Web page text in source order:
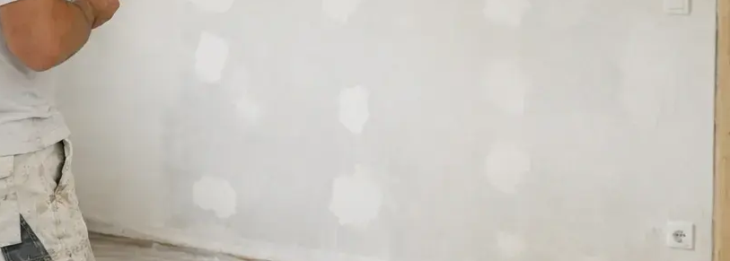
RENOVERING
Spartelberegner: Få styr på hvor meget
spartelmasse du faktisk skal bruge
Spartelmasse har det med at snyde. Det ser tyndt ud, når du trækker det på væggen, og det
føles som om, der ikke går ret meget. Lige indtil spanden er tom, og…
Læs mere